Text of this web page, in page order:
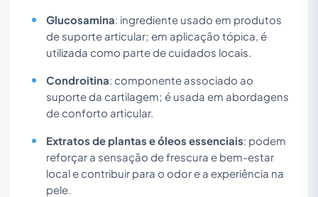
Glucosamina: ingrediente usado em produtos
de suporte articular; em aplicação tópica, é
utilizada como parte de cuidados locais.
Condroitina: componente associado ao
suporte da cartilagem; é usada em abordagens
de conforto articular.
Extratos de plantas e óleos essenciais: podem
reforçar a sensação de frescura e bem-estar
local e contribuir para o odor e a experiência na
pele.